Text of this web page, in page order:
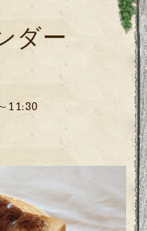
ダー
11:30